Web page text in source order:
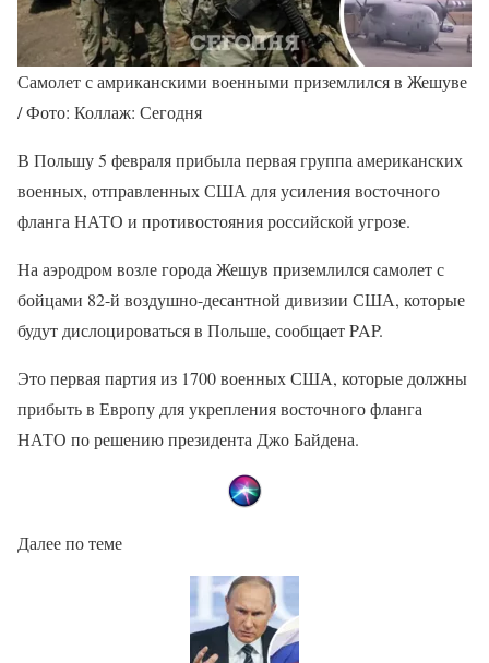
Самолет с амриканскими военными приземлился в Жешуве
/ Фото: Коллаж: Сегодня
В Польшу 5 февраля прибыла первая группа американских
военных, отправленных США для усиления восточного
фланга НАТО и противостояния российской угрозе.
На аэродром возле города Жешув приземлился самолет с
бойцами 82-й воздушно-десантной дивизии США, которые
будут дислоцироваться в Польше, сообщает PAP.
Это первая партия из 1700 военных США, которые должны
прибыть в Европу для укрепления восточного фланга
НАТО по решению президента Джо Байдена.
Далее по теме